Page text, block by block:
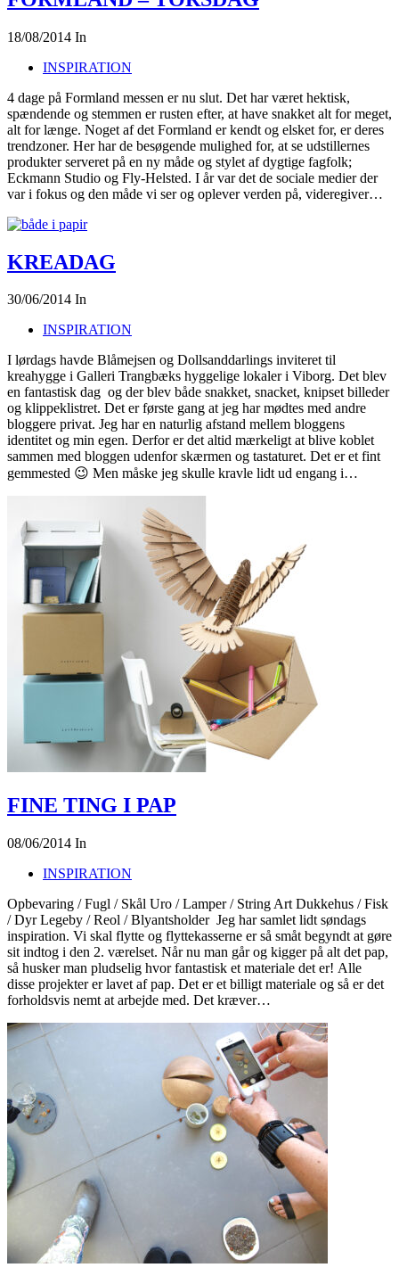
18/08/2014 In
INSPIRATION
4 dage på Formland messen er nu slut. Det har været hektisk,
spændende og stemmen er rusten efter, at have snakket alt for meget,
alt for længe. Noget af det Formland er kendt og elsket for, er deres
trendzoner. Her har de besøgende mulighed for, at se udstillernes
produkter serveret på en ny måde og stylet af dygtige fagfolk;
Eckmann Studio og Fly-Helsted. I år var det de sociale medier der
var i fokus og den måde vi ser og oplever verden på, videregiver…
KREADAG
30/06/2014 In
INSPIRATION
I lørdags havde Blåmejsen og Dollsanddarlings inviteret til
kreahygge i Galleri Trangbæks hyggelige lokaler i Viborg. Det blev
en fantastisk dag og der blev både snakket, snacket, knipset billeder
og klippeklistret. Det er første gang at jeg har mødtes med andre
bloggere privat. Jeg har en naturlig afstand mellem bloggens
identitet og min egen. Derfor er det altid mærkeligt at blive koblet
sammen med bloggen udenfor skærmen og tastaturet. Det er et fint
gemmested 😉 Men måske jeg skulle kravle lidt ud engang i…
FINE TING I PAP
08/06/2014 In
INSPIRATION
Opbevaring / Fugl / Skål Uro / Lamper / String Art Dukkehus / Fisk
/ Dyr Legeby / Reol / Blyantsholder Jeg har samlet lidt søndags
inspiration. Vi skal flytte og flyttekasserne er så småt begyndt at gøre
sit indtog i den 2. værelset. Når nu man går og kigger på alt det pap,
så husker man pludselig hvor fantastisk et materiale det er! Alle
disse projekter er lavet af pap. Det er et billigt materiale og så er det
forholdsvis nemt at arbejde med. Det kræver…